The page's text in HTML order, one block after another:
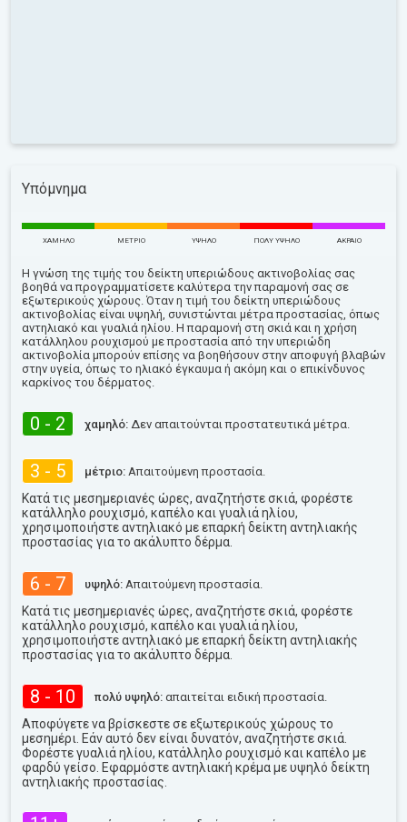
Υπόμνημα
ΧΑΜΗΛΌ ΜΈΤΡΙΟ ΥΨΗΛΌ ΠΟΛΎ ΥΨΗΛΌ ΑΚΡΑΊΟ
Η γνώση της τιμής του δείκτη υπεριώδους ακτινοβολίας σας
βοηθά να προγραμματίσετε καλύτερα την παραμονή σας σε
εξωτερικούς χώρους. Όταν η τιμή του δείκτη υπεριώδους
ακτινοβολίας είναι υψηλή, συνιστώνται μέτρα προστασίας, όπως
αντηλιακό και γυαλιά ηλίου. Η παραμονή στη σκιά και η χρήση
κατάλληλου ρουχισμού με προστασία από την υπεριώδη
ακτινοβολία μπορούν επίσης να βοηθήσουν στην αποφυγή βλαβών
στην υγεία, όπως το ηλιακό έγκαυμα ή ακόμη και ο επικίνδυνος
καρκίνος του δέρματος.
0 - 2 χαμηλό: Δεν απαιτούνται προστατευτικά μέτρα.
3 - 5 μέτριο: Απαιτούμενη προστασία.
Κατά τις μεσημεριανές ώρες, αναζητήστε σκιά, φορέστε
κατάλληλο ρουχισμό, καπέλο και γυαλιά ηλίου,
χρησιμοποιήστε αντηλιακό με επαρκή δείκτη αντηλιακής
προστασίας για το ακάλυπτο δέρμα.
6 - 7 υψηλό: Απαιτούμενη προστασία.
Κατά τις μεσημεριανές ώρες, αναζητήστε σκιά, φορέστε
κατάλληλο ρουχισμό, καπέλο και γυαλιά ηλίου,
χρησιμοποιήστε αντηλιακό με επαρκή δείκτη αντηλιακής
προστασίας για το ακάλυπτο δέρμα.
8 - 10 πολύ υψηλό: απαιτείται ειδική προστασία.
Αποφύγετε να βρίσκεστε σε εξωτερικούς χώρους το
μεσημέρι. Εάν αυτό δεν είναι δυνατόν, αναζητήστε σκιά.
Φορέστε γυαλιά ηλίου, κατάλληλο ρουχισμό και καπέλο με
φαρδύ γείσο. Εφαρμόστε αντηλιακή κρέμα με υψηλό δείκτη
αντηλιακής προστασίας.